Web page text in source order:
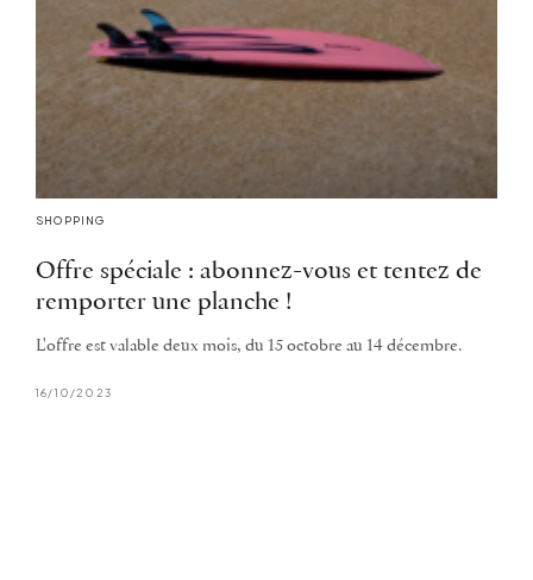
SHOPPING
Offre spéciale : abonnez-vous et tentez de
remporter une planche !
L'offre est valable deux mois, du 15 octobre au 14 décembre.
16/10/2023